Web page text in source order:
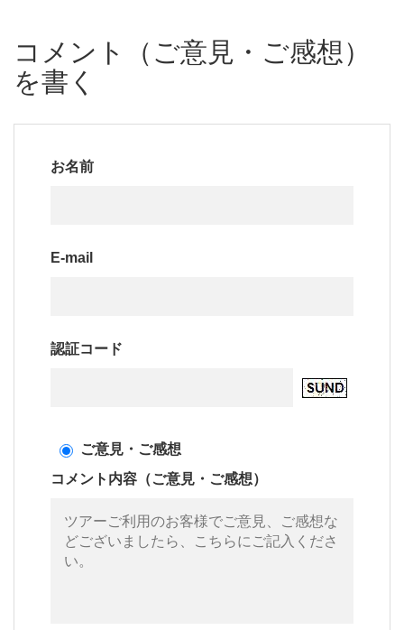
コメント（ご意見・ご感想）
を書く
お名前
E-mail
認証コード
ご意見・ご感想
コメント内容（ご意見・ご感想）